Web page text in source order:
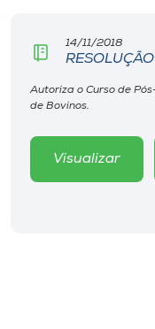
CPA
Biblioteca
Editora
14/11/2018
Autoriza o Curso de
de Bovinos.
Visualizar